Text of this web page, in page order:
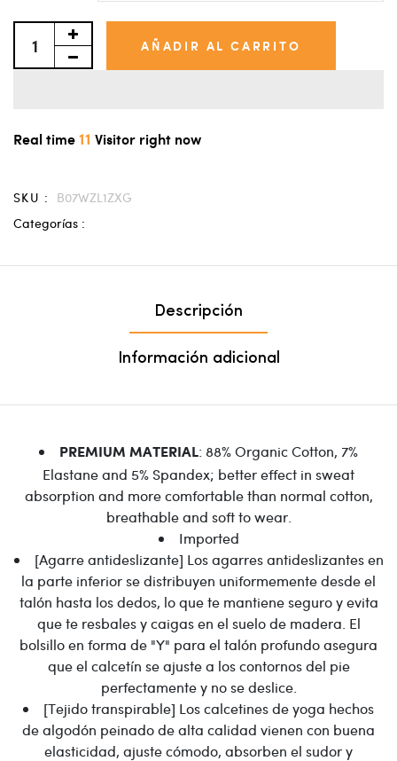
AÑADIR AL CARRITO
Real time11 Visitor right now
SKU :
B07WZL1ZXG
Categorías :
Descripción
Información adicional
PREMIUM MATERIAL: 88% Organic Cotton, 7%
Elastane and 5% Spandex; better effect in sweat
absorption and more comfortable than normal cotton,
breathable and soft to wear.
Imported
[Agarre antideslizante] Los agarres antideslizantes en
la parte inferior se distribuyen uniformemente desde el
talón hasta los dedos, lo que te mantiene seguro y evita
que te resbales y caigas en el suelo de madera. El
bolsillo en forma de "Y" para el talón profundo asegura
que el calcetín se ajuste a los contornos del pie
perfectamente y no se deslice.
[Tejido transpirable] Los calcetines de yoga hechos
de algodón peinado de alta calidad vienen con buena
elasticidad, ajuste cómodo, absorben el sudor y